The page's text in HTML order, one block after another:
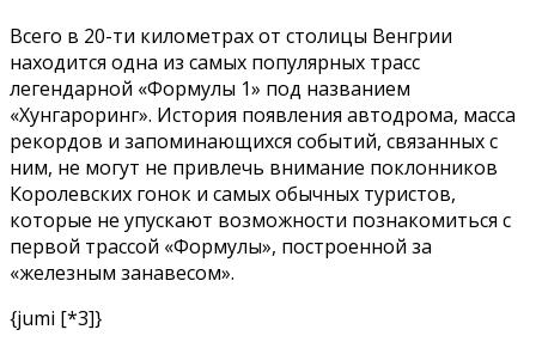
Всего в 20-ти километрах от столицы Венгрии
находится одна из самых популярных трасс
легендарной «Формулы 1» под названием
«Хунгароринг». История появления автодрома, масса
рекордов и запоминающихся событий, связанных с
ним, не могут не привлечь внимание поклонников
Королевских гонок и самых обычных туристов,
которые не упускают возможности познакомиться с
первой трассой «Формулы», построенной за
«железным занавесом».
{jumi [*3]}